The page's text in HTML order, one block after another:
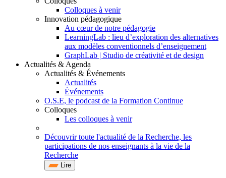
Colloques à venir
Innovation pédagogique
Au cœur de notre pédagogie
LearningLab : lieu d’exploration des alternatives
aux modèles conventionnels d’enseignement
GraphLab | Studio de créativité et de design
Actualités & Agenda
Actualités & Événements
Actualités
Événements
O.S.E, le podcast de la Formation Continue
Colloques
Les colloques à venir
Découvrir toute l'actualité de la Recherche, les
participations de nos enseignants à la vie de la
Recherche
Lire